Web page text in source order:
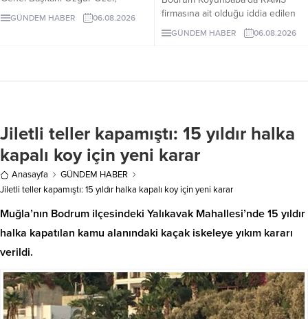
çerçeve yasanın özensiz
hazırlandığını vurgulayarak "İmza
GÜNDEM HABER 06.08.2026
firmasına ait olduğu iddia edilen
alanda, inşaat yasağı döneminde
peyzaj, yol yapımı ve satıh
GÜNDEM HABER 06.08.2026
Jiletli teller kapamıştı: 15 yıldır halka
kapalı koy için yeni karar
Anasayfa
GÜNDEM HABER
Jiletli teller kapamıştı: 15 yıldır halka kapalı koy için yeni karar
Muğla’nın Bodrum ilçesindeki Yalıkavak Mahallesi’nde 15 yıldır
halka kapatılan kamu alanındaki kaçak iskeleye yıkım kararı
verildi.